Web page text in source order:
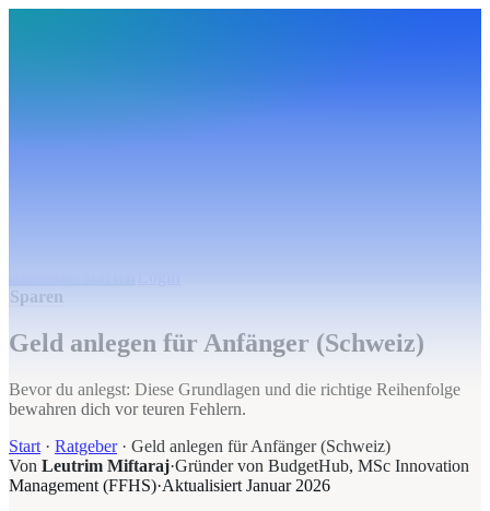
Sparen
Geld anlegen für Anfänger (Schweiz)
Bevor du anlegst: Diese Grundlagen und die richtige Reihenfolge
bewahren dich vor teuren Fehlern.
Start · Ratgeber· Geld anlegen für Anfänger (Schweiz)
Von Leutrim Miftaraj·Gründer von BudgetHub, MSc Innovation
Management (FFHS)·Aktualisiert Januar 2026